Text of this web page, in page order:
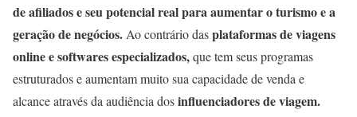
de afiliados e seu potencial real para aumentar o turismo e a
geração de negócios.Ao contrário dasplataformas de viagens
online e softwares especializados,que tem seus programas
estruturados e aumentam muito sua capacidade de venda e
alcance através da audiência dosinfluenciadores de viagem.